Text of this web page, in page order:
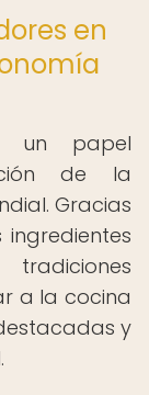
en
un papel
de la
Gracias
a la cocina
y